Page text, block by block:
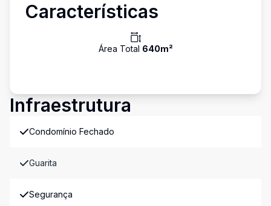
Características
Área Total 640m²
Infraestrutura
Condomínio Fechado
Guarita
Segurança